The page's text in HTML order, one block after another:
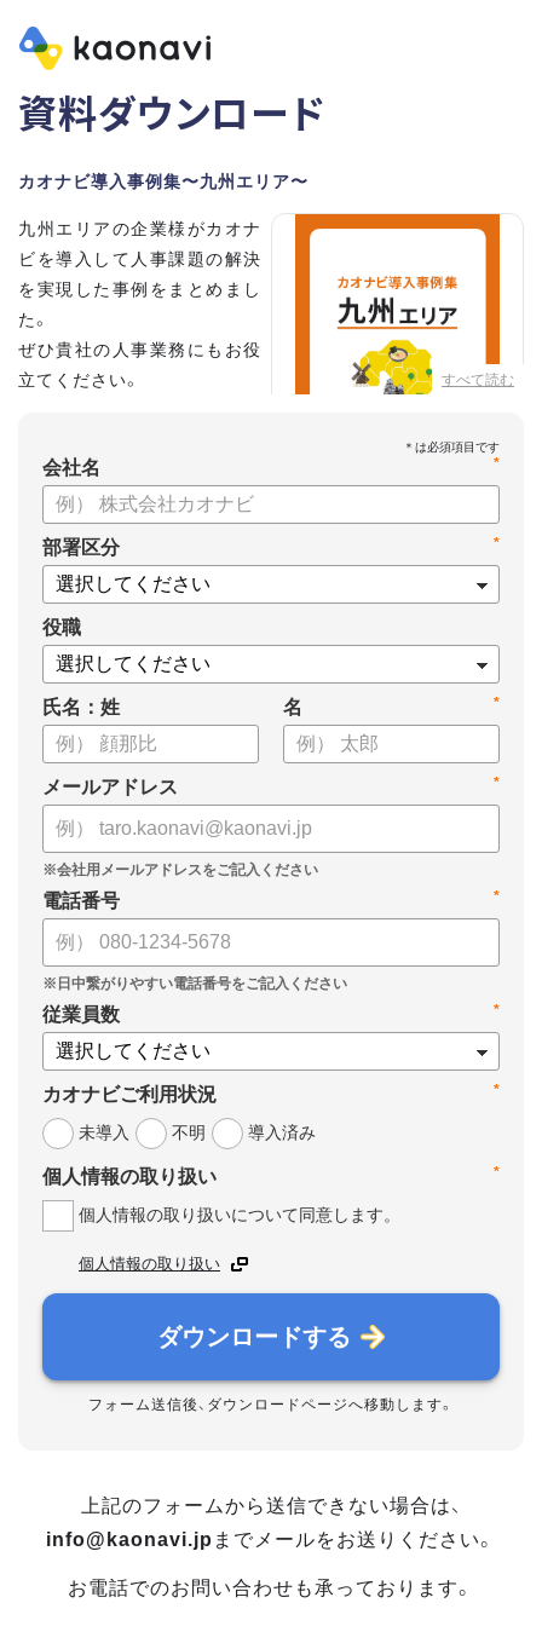
資料ダウンロード
カオナビ導入事例集〜九州エリア〜
すべて読む
九州エリアの企業様がカオナ
ビを導入して人事課題の解決
を実現した事例をまとめまし
た。
ぜひ貴社の人事業務にもお役
立てください。
*
会社名
*
部署区分
役職
氏名：姓 *
名
*
メールアドレス
*
電話番号
*
従業員数
*
カオナビご利用状況
未導入
不明 導入済み
*
個人情報の取り扱い
個人情報の取り扱いについて同意します。
個人情報の取り扱い
ダウンロードする
フォーム送信後、ダウンロードページへ移動します。
上記のフォームから送信できない場合は、
info@kaonavi.jp までメールをお送りください。
お電話でのお問い合わせも承っております。